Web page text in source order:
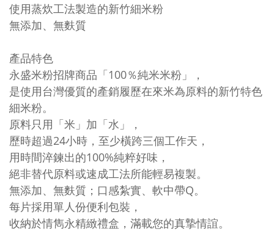
使用蒸炊工法製造的新竹細米粉
無添加、無麩質
產品特色
永盛米粉招牌商品「100％純米米粉」，
是使用台灣優質的產銷履歷在來米為原料的新竹特色
細米粉。
原料只用「米」加「水」，
歷時超過24小時，至少橫跨三個工作天，
用時間淬鍊出的100%純粹好味，
絕非替代原料或速成工法所能輕易複製。
無添加、無麩質；口感紮實、軟中帶Q。
每片採用單人份便利包裝，
收納於情雋永精緻禮盒，滿載您的真摯情誼。